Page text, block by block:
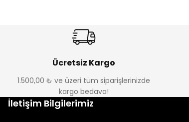
Ücretsiz Kargo
1.500,00 ₺ ve üzeri tüm siparişlerinizde
kargo bedava!
İletişim Bilgilerimiz